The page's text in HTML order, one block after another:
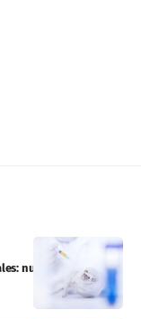
nueva norma